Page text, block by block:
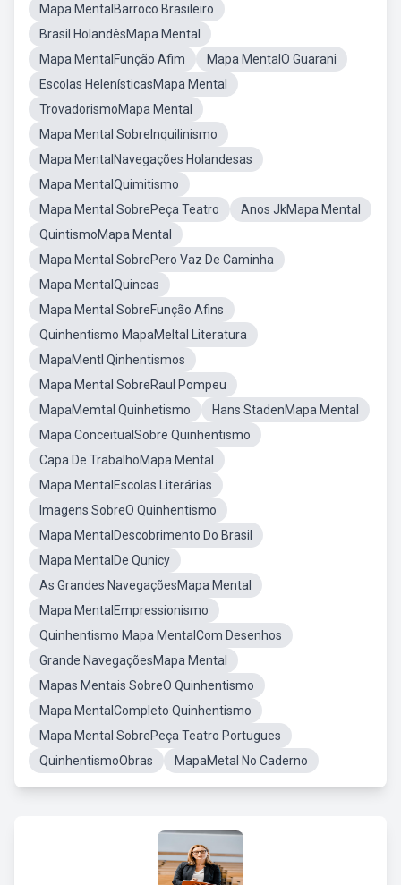
Mapa MentalBarroco Brasileiro
Brasil HolandêsMapa Mental
Mapa MentalFunção Afim
Mapa MentalO Guarani
Escolas HelenísticasMapa Mental
TrovadorismoMapa Mental
Mapa Mental SobreInquilinismo
Mapa MentalNavegações Holandesas
Mapa MentalQuimitismo
Mapa Mental SobrePeça Teatro
Anos JkMapa Mental
QuintismoMapa Mental
Mapa Mental SobrePero Vaz De Caminha
Mapa MentalQuincas
Mapa Mental SobreFunção Afins
Quinhentismo MapaMeltal Literatura
MapaMentl Qinhentismos
Mapa Mental SobreRaul Pompeu
MapaMemtal Quinhetismo
Hans StadenMapa Mental
Mapa ConceitualSobre Quinhentismo
Capa De TrabalhoMapa Mental
Mapa MentalEscolas Literárias
Imagens SobreO Quinhentismo
Mapa MentalDescobrimento Do Brasil
Mapa MentalDe Qunicy
As Grandes NavegaçõesMapa Mental
Mapa MentalEmpressionismo
Quinhentismo Mapa MentalCom Desenhos
Grande NavegaçõesMapa Mental
Mapas Mentais SobreO Quinhentismo
Mapa MentalCompleto Quinhentismo
Mapa Mental SobrePeça Teatro Portugues
QuinhentismoObras
MapaMetal No Caderno